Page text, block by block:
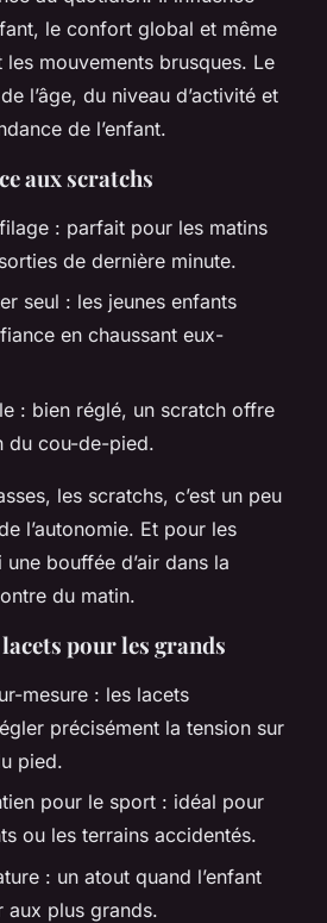
le confort global et même
les mouvements brusques. Le
l’âge, du niveau d’activité et
de l’enfant.
aux scratchs
: parfait pour les matins
de dernière minute.
seul : les jeunes enfants
en chaussant eux-
: bien réglé, un scratch offre
du cou-de-pied.
les scratchs, c’est un peu
l’autonomie. Et pour les
une bouffée d’air dans la
du matin.
pour les grands
mesure : les lacets
précisément la tension sur
pied.
pour le sport : idéal pour
ou les terrains accidentés.
: un atout quand l’enfant
aux plus grands.